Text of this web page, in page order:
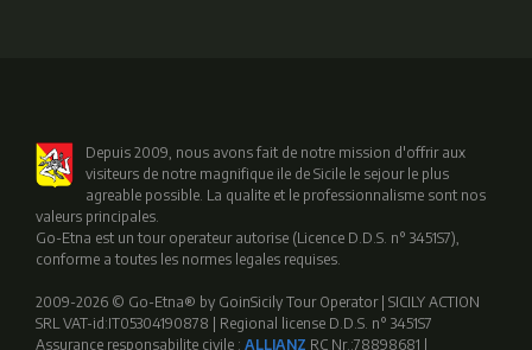
Depuis 2009, nous avons fait de notre mission d'offrir aux
visiteurs de notre magnifique ile de Sicile le sejour le plus
agreable possible. La qualite et le professionnalisme sont nos
valeurs principales.
Go-Etna est un tour operateur autorise (Licence D.D.S. n° 3451S7),
conforme a toutes les normes legales requises.
2009-2026 © Go-Etna® by GoinSicily Tour Operator | SICILY ACTION
SRL VAT-id:IT05304190878 | Regional license D.D.S. n° 3451S7
Assurance responsabilite civile : ALLIANZ RC Nr.:78898681 |